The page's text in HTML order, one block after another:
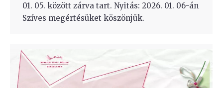
01. 05. között zárva tart. Nyitás: 2026. 01. 06-án
Szíves megértésüket köszönjük.